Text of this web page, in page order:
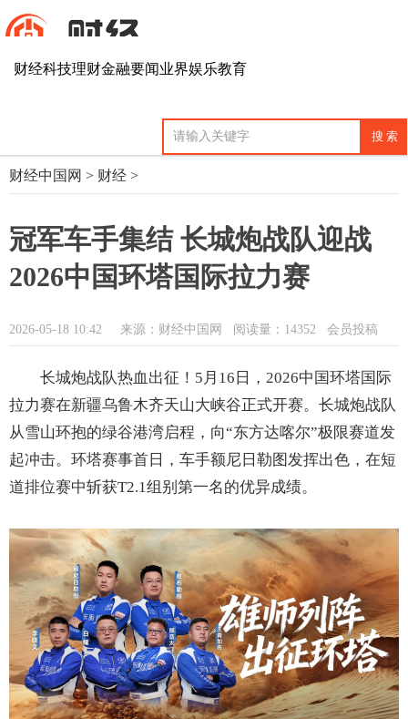
财经科技理财金融要闻业界娱乐教育
财经中国网 > 财经 >
冠军车手集结 长城炮战队迎战
2026中国环塔国际拉力赛
2026-05-18 10:42 来源：财经中国网 阅读量：14352 会员投稿
长城炮战队热血出征！5月16日，2026中国环塔国际
拉力赛在新疆乌鲁木齐天山大峡谷正式开赛。长城炮战队
从雪山环抱的绿谷港湾启程，向“东方达喀尔”极限赛道发
起冲击。环塔赛事首日，车手额尼日勒图发挥出色，在短
道排位赛中斩获T2.1组别第一名的优异成绩。